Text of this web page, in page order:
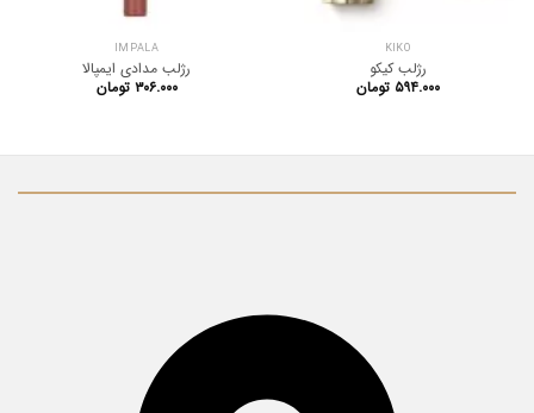
KIKO
رژلب کیکو
۵۹۴.۰۰۰ تومان
IMPALA
رژلب مدادی ایمپالا
۳۰۶.۰۰۰ تومان